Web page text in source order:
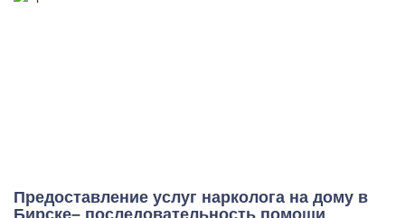
Предоставление услуг нарколога на дому в